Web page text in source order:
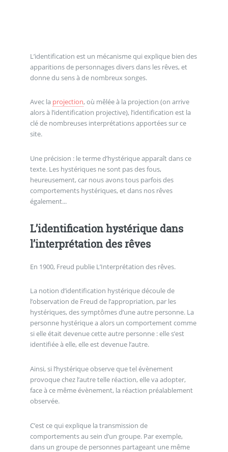
L’identification est un mécanisme qui explique bien des
apparitions de personnages divers dans les rêves, et
donne du sens à de nombreux songes.
Avec la projection, où mêlée à la projection (on arrive
alors à l’identification projective), l’identification est la
clé de nombreuses interprétations apportées sur ce
site.
Une précision : le terme d’hystérique apparaît dans ce
texte. Les hystériques ne sont pas des fous,
heureusement, car nous avons tous parfois des
comportements hystériques, et dans nos rêves
également...
L’identification hystérique dans
l’interprétation des rêves
En 1900, Freud publie L’Interprétation des rêves.
La notion d’identification hystérique découle de
l’observation de Freud de l’appropriation, par les
hystériques, des symptômes d’une autre personne. La
personne hystérique a alors un comportement comme
si elle était devenue cette autre personne : elle s’est
identifiée à elle, elle est devenue l’autre.
Ainsi, si l’hystérique observe que tel évènement
provoque chez l’autre telle réaction, elle va adopter,
face à ce même évènement, la réaction préalablement
observée.
C’est ce qui explique la transmission de
comportements au sein d’un groupe. Par exemple,
dans un groupe de personnes partageant une même